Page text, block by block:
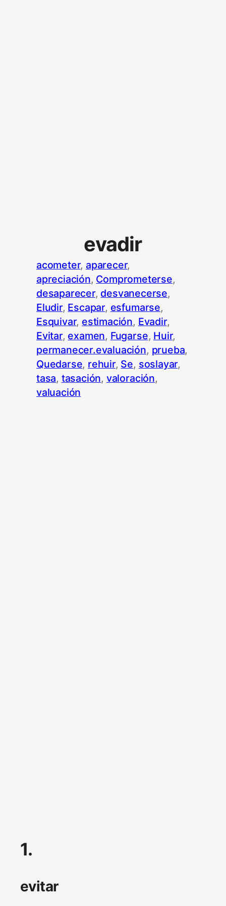
evadir
acometer, aparecer
apreciación, Comprometerse
desaparecer, desvanecerse
Eludir, Escapar, esfumarse
Esquivar, estimación, Evadir
Evitar, examen, Fugarse, Huir
permanecer.evaluación, prueba
Quedarse, rehuir, Se, soslayar
tasa, tasación, valoración
valuación
1.
evitar